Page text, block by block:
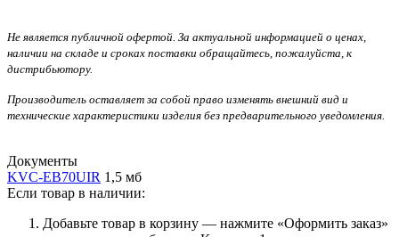
Не является публичной офертой. За актуальной информацией о ценах,
наличии на складе и сроках поставки обращайтесь, пожалуйста, к
дистрибьютору.
Производитель оставляет за собой право изменять внешний вид и
технические характеристики изделия без предварительного уведомления.
Документы
KVC-EB70UIR 1,5 мб
Если товар в наличии:
Добавьте товар в корзину — нажмите «Оформить заказ»